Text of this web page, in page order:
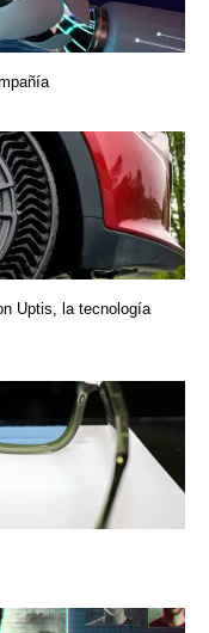
Uptis, la tecnología